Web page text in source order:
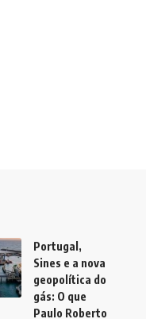
Portugal,
Sines e a nova
geopolítica do
gás: O que
Paulo Roberto